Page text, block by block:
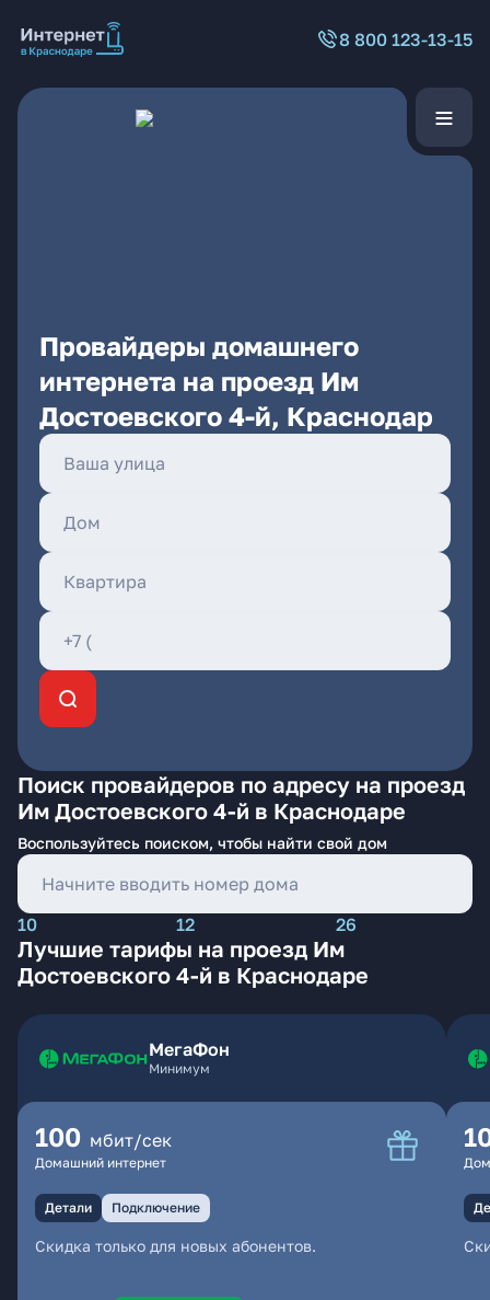
8 800 123-13-15
Провайдеры домашнего
интернета на проезд Им
Достоевского 4-й, Краснодар
Поиск провайдеров по адресу на проезд
Им Достоевского 4-й в Краснодаре
Воспользуйтесь поиском, чтобы найти свой дом
10 12 26
Лучшие тарифы на проезд Им
Достоевского 4-й в Краснодаре
МегаФон
Минимум
100 мбит/сек
Домашний интернет
Детали Подключение
Скидка только для новых абонентов.